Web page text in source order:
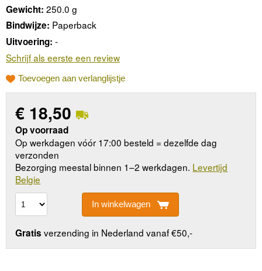
Gewicht: 250.0 g
Bindwijze: Paperback
Uitvoering: -
Schrijf als eerste een review
Toevoegen aan verlanglijstje
€ 18,50
Op voorraad
Op werkdagen vóór 17:00 besteld = dezelfde dag
verzonden
Bezorging meestal binnen 1–2 werkdagen. Levertijd
Belgie
In winkelwagen
Gratis verzending in Nederland vanaf €50,-